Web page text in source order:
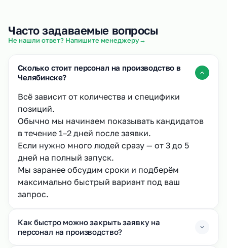
Часто задаваемые вопросы
Не нашли ответ? Напишите менеджеру→
Сколько стоит персонал на производство в
Челябинске?
Всё зависит от количества и специфики
позиций.
Обычно мы начинаем показывать кандидатов
в течение 1–2 дней после заявки.
Если нужно много людей сразу — от 3 до 5
дней на полный запуск.
Мы заранее обсудим сроки и подберём
максимально быстрый вариант под ваш
запрос.
Как быстро можно закрыть заявку на
персонал на производство?